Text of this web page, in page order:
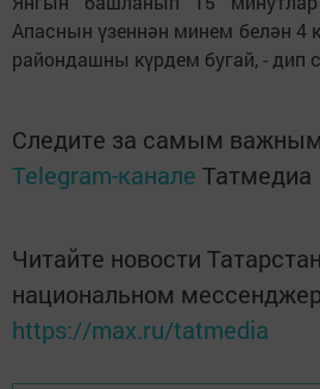
Апаснын үзеннән минем белән 4
райондашны күрдем бугай, - дип
Следите за самым
Telegram-канале Татмедиа
Читайте новости
национальном
https://max.ru/tatmedia